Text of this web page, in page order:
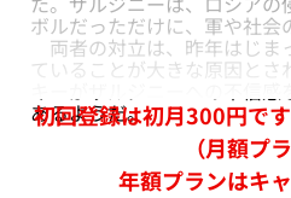
ボルだっただけに、軍や社会
両者の対立は、昨年はじま
ていることが大きな原因とさ
あるようだ。
初回登録は初月300円で
（月額プラ
年額プランはキ